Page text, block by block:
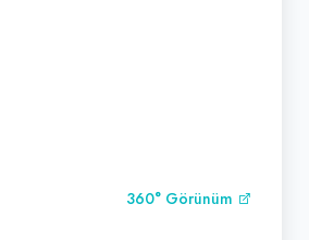
360° Görünüm